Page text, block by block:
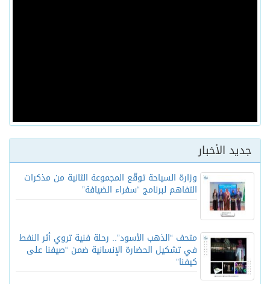
جديد الأخبار
وزارة السياحة توقّع المجموعة الثانية من مذكرات
التفاهم لبرنامج “سفراء الضيافة”
متحف “الذهب الأسود”.. رحلة فنية تروي أثر النفط
في تشكيل الحضارة الإنسانية ضمن “صيفنا على
كيفنا”